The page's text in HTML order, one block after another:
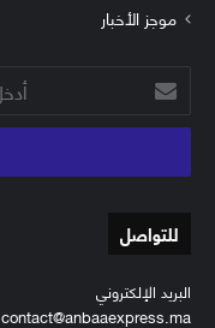
موجز الأخبار
أدخل
بريدك
الإلكتروني
للتواصل
البريد الإلكتروني
contact@anbaaexpress.ma